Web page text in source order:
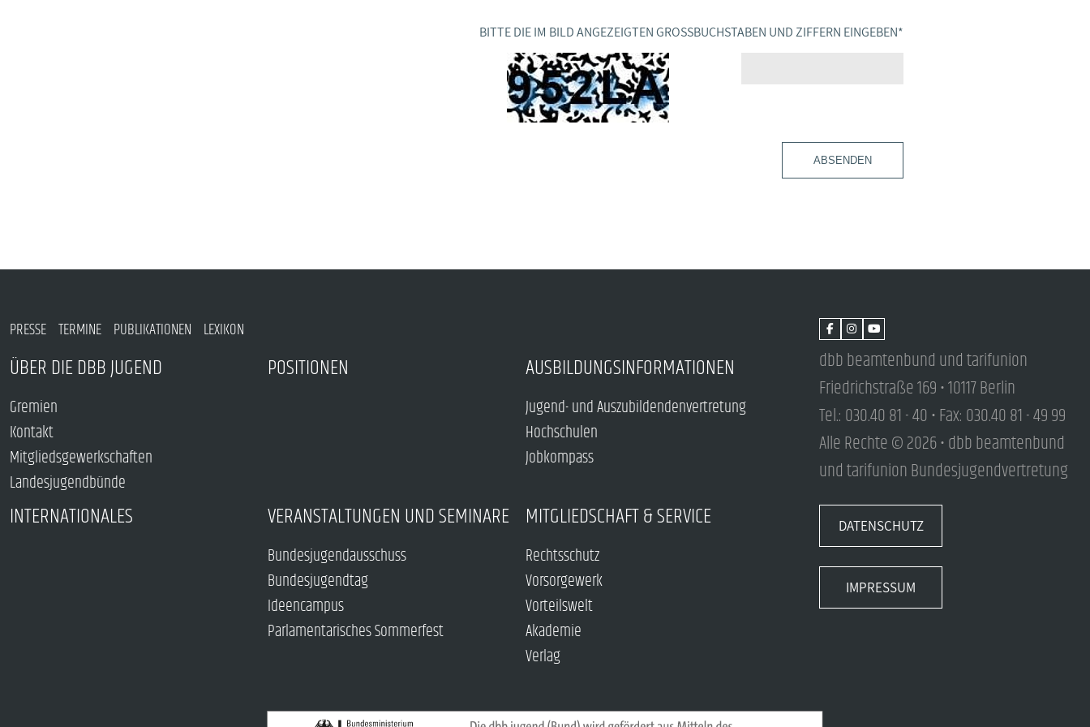
Landesjugendbünde
Parlamentarisches Sommerfest
AkademieBITTE DIE IM BILD ANGEZEIGTEN GROSSBUCHSTABEN UND ZIFFERN EINGEBEN *
ABSENDEN
PRESSE TERMINE PUBLIKATIONEN LEXIKON
ÜBER DIE DBB JUGEND
Gremien
Kontakt
Mitgliedsgewerkschaften
Landesjugendbünde
POSITIONEN AUSBILDUNGSINFORMATIONEN
Jugend- und Auszubildendenvertretung
Hochschulen
Jobkompass
INTERNATIONALES VERANSTALTUNGEN UND SEMINARE
Bundesjugendausschuss
Bundesjugendtag
Ideencampus
Parlamentarisches Sommerfest
MITGLIEDSCHAFT & SERVICE
Rechtsschutz
Vorsorgewerk
Vorteilswelt
Akademie
Verlag
dbb beamtenbund und tarifunion
Friedrichstraße 169 • 10117 Berlin
Tel.: 030.40 81 - 40 • Fax: 030.40 81 - 49 99
Alle Rechte © 2026 • dbb beamtenbund
und tarifunion Bundesjugendvertretung
DATENSCHUTZ
IMPRESSUM